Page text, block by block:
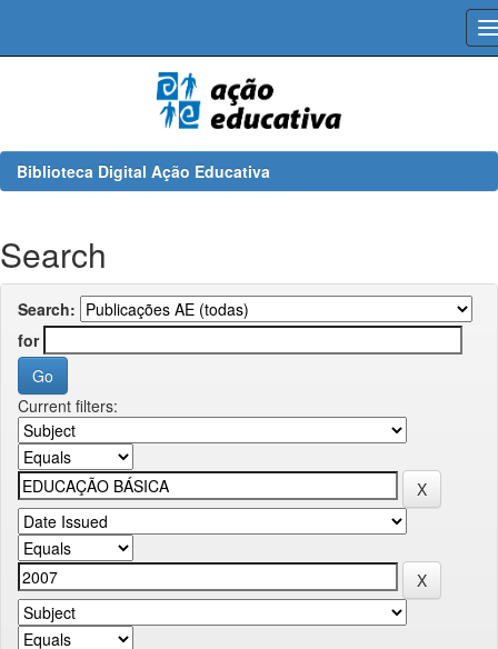
Biblioteca Digital Ação Educativa
Search
Search:
for
Current filters: